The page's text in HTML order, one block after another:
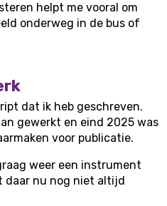
helpt me vooral om
onderweg in de bus of
dat ik heb geschreven.
gewerkt en eind 2025 was
voor publicatie.
weer een instrument
daar nu nog niet altijd